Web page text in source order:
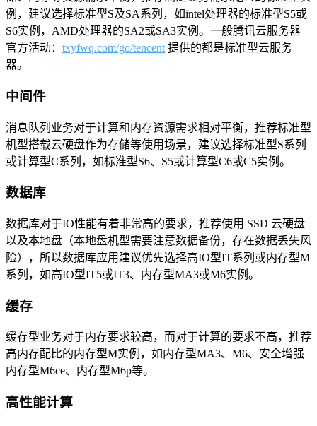
例，建议选择标准型S及SA系列，如intel处理器的标准型S5或
S6实例，AMD处理器的SA2或SA3实例。一般腾讯云服务器
官方活动： txyfwq.com/go/tencent 提供的都是标准型云服务
器。
中间件
消息队列业务对于计算和内存资源需求相对平衡，推荐标准型
机型搭载云硬盘作为存储等使用场景，建议选择标准型S系列
或计算型C系列，如标准型S6、S5或计算型C6或C5实例。
数据库
数据库对于IO性能有着非常高的要求，推荐使用 SSD 云硬盘
以及本地盘（本地盘机型需要注意数据备份，存在数据丢失风
险），所以数据库应用建议优先选择高IO型IT系列或内存型M
系列，如高IO型IT5或IT3、内存型MA3或M6实例。
缓存
缓存型业务对于内存要求较高，而对于计算的要求不高，推荐
高内存配比的内存型M实例，如内存型MA3、M6、安全增强
内存型M6ce、内存型M6p等。
高性能计算